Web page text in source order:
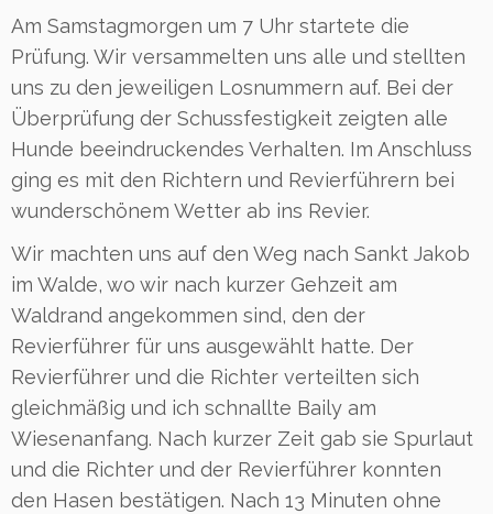
Am Samstagmorgen um 7 Uhr startete die
Prüfung. Wir versammelten uns alle und stellten
uns zu den jeweiligen Losnummern auf. Bei der
Überprüfung der Schussfestigkeit zeigten alle
Hunde beeindruckendes Verhalten. Im Anschluss
ging es mit den Richtern und Revierführern bei
wunderschönem Wetter ab ins Revier.
Wir machten uns auf den Weg nach Sankt Jakob
im Walde, wo wir nach kurzer Gehzeit am
Waldrand angekommen sind, den der
Revierführer für uns ausgewählt hatte. Der
Revierführer und die Richter verteilten sich
gleichmäßig und ich schnallte Baily am
Wiesenanfang. Nach kurzer Zeit gab sie Spurlaut
und die Richter und der Revierführer konnten
den Hasen bestätigen. Nach 13 Minuten ohne